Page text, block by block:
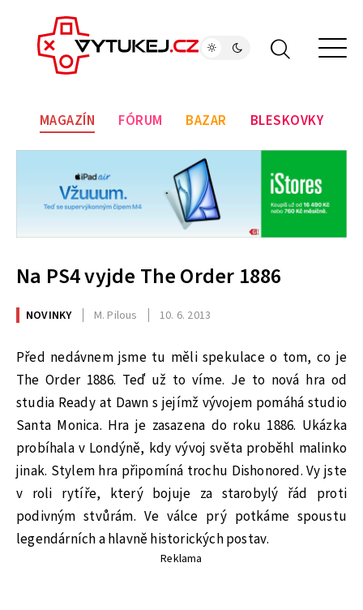
MAGAZÍN FÓRUM BAZAR BLESKOVKY
Na PS4 vyjde The Order 1886
NOVINKY M. Pilous 10. 6. 2013
Před nedávnem jsme tu měli spekulace o tom, co je
The Order 1886. Teď už to víme. Je to nová hra od
studia Ready at Dawn s jejímž vývojem pomáhá studio
Santa Monica. Hra je zasazena do roku 1886. Ukázka
probíhala v Londýně, kdy vývoj světa proběhl malinko
jinak. Stylem hra připomíná trochu Dishonored. Vy jste
v roli rytíře, který bojuje za starobylý řád proti
podivným stvůrám. Ve válce prý potkáme spoustu
legendárních a hlavně historických postav.
Reklama